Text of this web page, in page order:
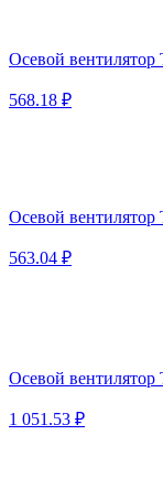
Осевой
568.18 ₽
Осевой
563.04 ₽
Осевой
1 051.53 ₽